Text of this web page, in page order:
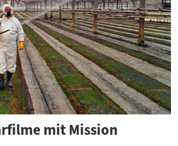
mit Mission